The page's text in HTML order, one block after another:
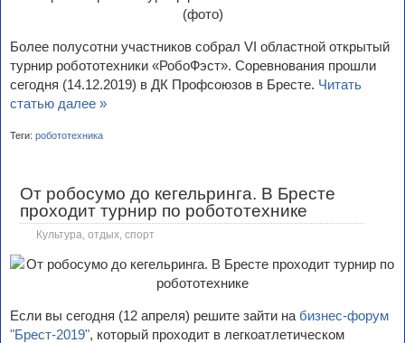
Более полусотни участников собрал VI областной открытый
турнир робототехники «РобоФэст». Соревнования прошли
сегодня (14.12.2019) в ДК Профсоюзов в Бресте. Читать
статью далее »
Теги: робототехника
От робосумо до кегельринга. В Бресте
проходит турнир по робототехнике
Культура, отдых, спорт
Если вы сегодня (12 апреля) решите зайти на бизнес-форум
"Брест-2019", который проходит в легкоатлетическом